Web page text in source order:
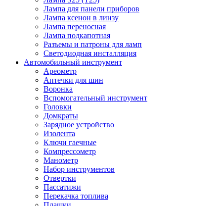
Лампа для панели приборов
Лампа ксенон в линзу
Лампа переносная
Лампа подкапотная
Разъемы и патроны для ламп
Светодиодная инсталляция
Автомобильный инструмент
Ареометр
Аптечки для шин
Воронка
Вспомогательный инструмент
Головки
Домкраты
Зарядное устройство
Изолента
Ключи гаечные
Компрессометр
Манометр
Набор инструментов
Отвертки
Пассатижи
Перекачка топлива